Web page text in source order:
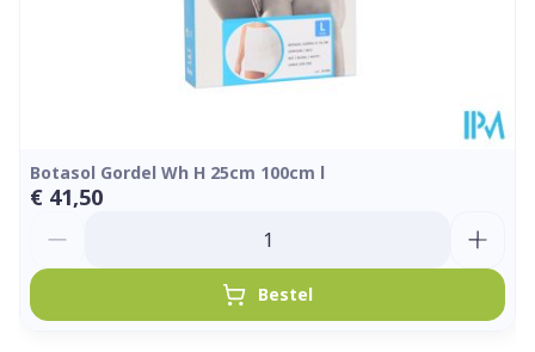
Botasol Gordel Wh H 25cm 100cm l
€ 41,50
Bestel